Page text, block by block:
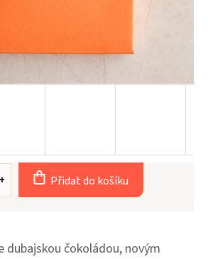
Přidat do košíku
dubajskou čokoládou, novým